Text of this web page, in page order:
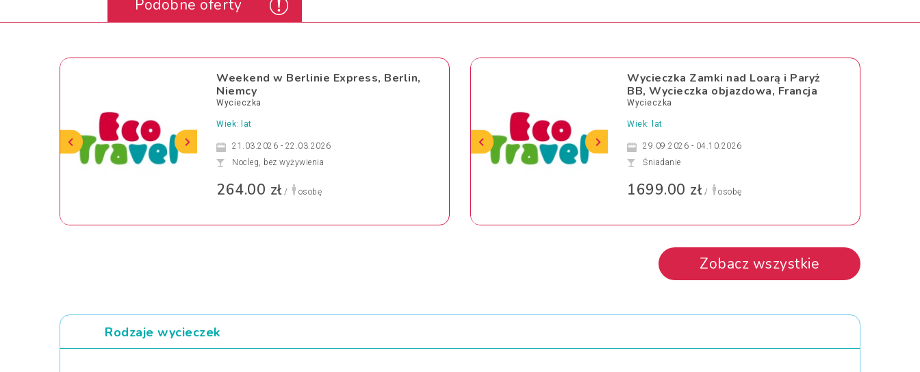
Podobne oferty
Weekend w Berlinie Express, Berlin,
Niemcy
Wycieczka
Wiek: lat
21.03.2026 - 22.03.2026
Nocleg, bez wyżywienia
264.00 zł/ osobę
Wycieczka Zamki nad Loarą i Paryż
BB, Wycieczka objazdowa, Francja
Wycieczka
Wiek: lat
29.09.2026 - 04.10.2026
Śniadanie
1699.00 zł/ osobę
Zobacz wszystkie
Rodzaje wycieczek